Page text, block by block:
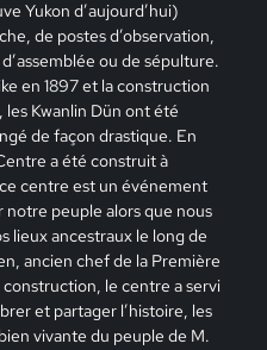
Yukon d’aujourd’hui)
de postes d’observation,
ou de sépulture.
en 1897 et la construction
les Kwanlin Dün ont été
de façon drastique. En
a été construit à
centre est un événement
peuple alors que nous
lieux ancestraux le long de
ancien chef de la Première
le centre a servi
et partager l’histoire, les
vivante du peuple de M.